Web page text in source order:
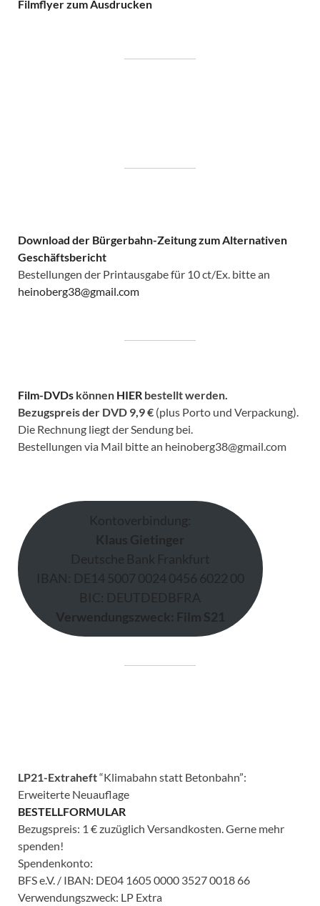
Filmflyer zum Ausdrucken
Download der Bürgerbahn-Zeitung zum Alternativen
Geschäftsbericht
Bestellungen der Printausgabe für 10 ct/Ex. bitte an
heinoberg38@gmail.com
Film-DVDs können HIER bestellt werden.
Bezugspreis der DVD 9,9 € (plus Porto und Verpackung).
Die Rechnung liegt der Sendung bei.
Bestellungen via Mail bitte an heinoberg38@gmail.com
Kontoverbindung:
Klaus Gietinger
Deutsche Bank Frankfurt
IBAN: DE14 5007 0024 0456 6022 00
BIC: DEUTDEDBFRA
Verwendungszweck: Film S21
LP21-Extraheft“Klimabahn statt Betonbahn”:
Erweiterte Neuauflage
BESTELLFORMULAR
Bezugspreis: 1 € zuzüglich Versandkosten. Gerne mehr
spenden!
Spendenkonto:
BFS e.V. / IBAN: DE04 1605 0000 3527 0018 66
Verwendungszweck: LP Extra